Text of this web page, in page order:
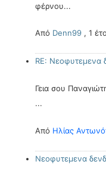
φέρνου...
Από Denn99 , 1
RE: Νεοφυτεμενα
Γεια σου
...
Από Ηλίας
Νεοφυτεμενα